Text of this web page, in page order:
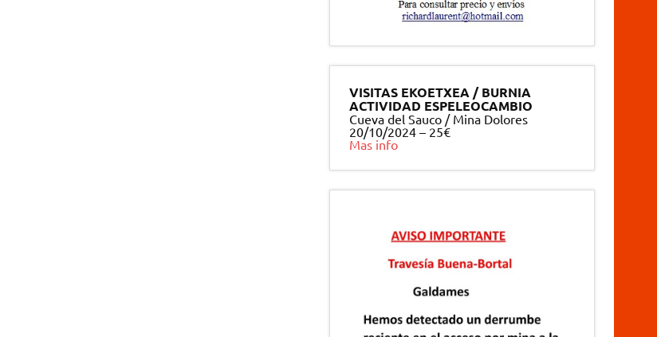
VISITAS EKOETXEA / BURNIA
ACTIVIDAD ESPELEOCAMBIO
Cueva del Sauco / Mina Dolores
20/10/2024 – 25€
Mas info